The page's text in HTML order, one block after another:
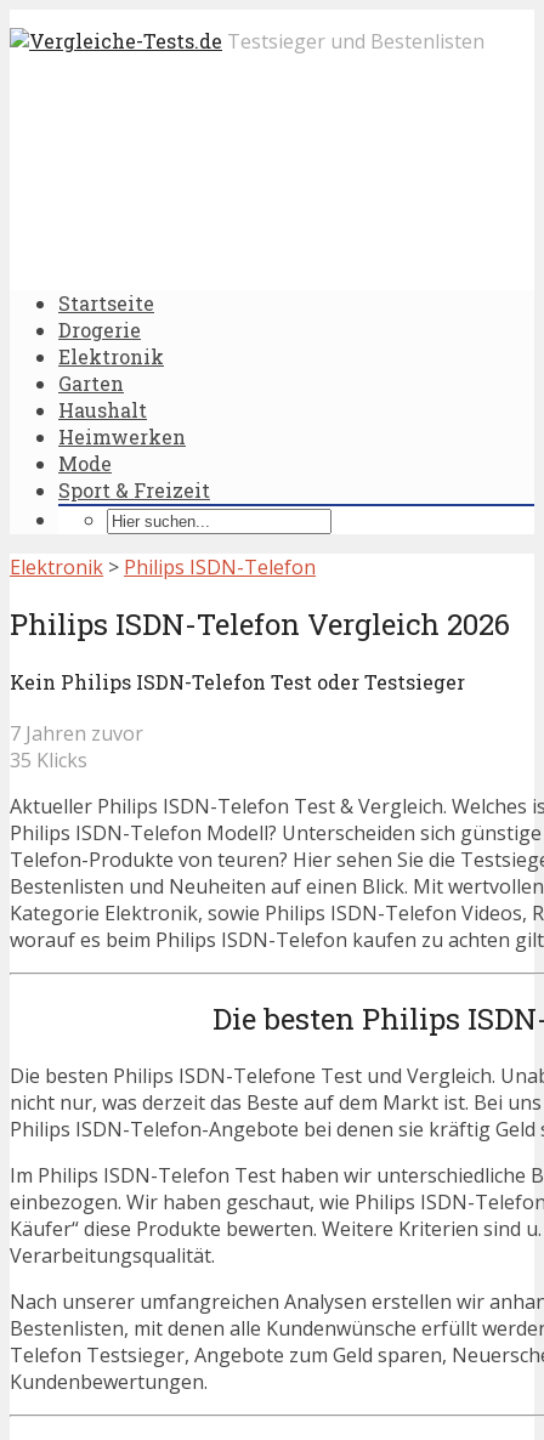
Testsieger und Bestenlisten
Startseite
Drogerie
Elektronik
Garten
Haushalt
Heimwerken
Mode
Sport & Freizeit
Elektronik > Philips ISDN-Telefon
Philips ISDN-Telefon Vergleich 2026
Kein Philips ISDN-Telefon Test oder Testsieger
7 Jahren zuvor
35 Klicks
Aktueller Philips ISDN-Telefon Test & Vergleich. Welches
Philips ISDN-Telefon Modell? Unterscheiden sich
Telefon-Produkte von teuren? Hier sehen Sie die
Bestenlisten und Neuheiten auf einen Blick. Mit
Kategorie Elektronik, sowie Philips ISDN-Telefon Videos,
worauf es beim Philips ISDN-Telefon kaufen zu achten
Die besten Philips
Die besten Philips ISDN-Telefone Test und Vergleich.
nicht nur, was derzeit das Beste auf dem Markt ist. Bei
Philips ISDN-Telefon-Angebote bei denen sie kräftig Geld
Im Philips ISDN-Telefon Test haben wir unterschiedliche
einbezogen. Wir haben geschaut, wie Philips ISDN-
Käufer“ diese Produkte bewerten. Weitere Kriterien sind
Verarbeitungsqualität.
Nach unserer umfangreichen Analysen erstellen wir
Bestenlisten, mit denen alle Kundenwünsche erfüllt
Telefon Testsieger, Angebote zum Geld sparen,
Kundenbewertungen.